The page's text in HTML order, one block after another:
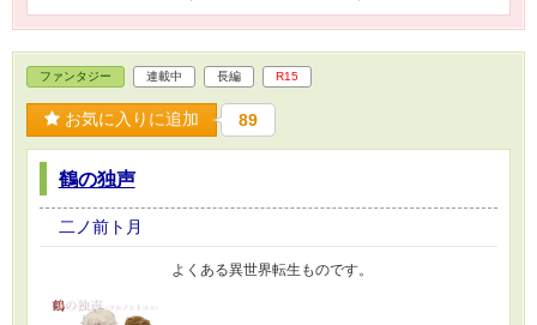
ファンタジー 連載中 長編 R15
お気に入りに追加 89
鶴の独声
二ノ前ト月
よくある異世界転生ものです。